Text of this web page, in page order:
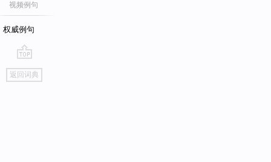
视频例句
权威例句
go
top
返回词典